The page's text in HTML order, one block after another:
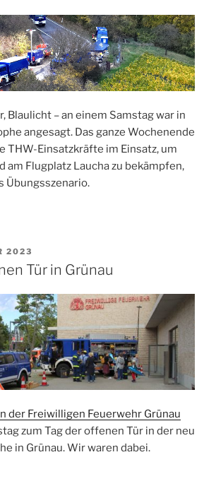
Blaulicht – an einem Samstag war in
angesagt. Das ganze Wochenende
THW-Einsatzkräfte im Einsatz, um
am Flugplatz Laucha zu bekämpfen,
Übungsszenario.
2023
Tür in Grünau
der Freiwilligen Feuerwehr Grünau
zum Tag der offenen Tür in der neu
in Grünau. Wir waren dabei.